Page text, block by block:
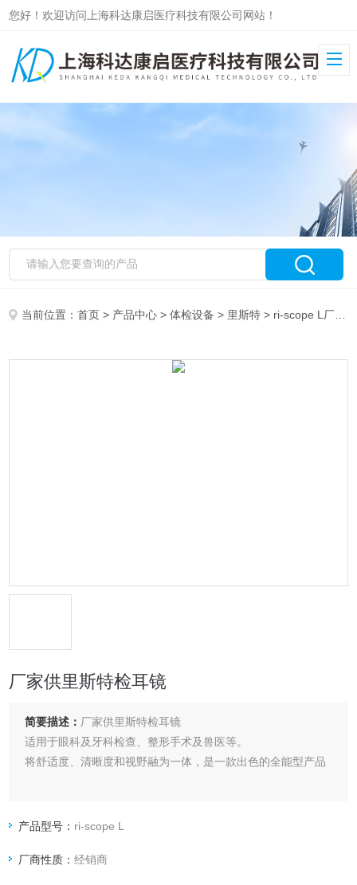
您好！欢迎访问上海科达康启医疗科技有限公司网站！
当前位置：首页 > 产品中心 >体检设备 > 里斯特 > ri-scope L厂家供里斯特检耳镜
厂家供里斯特检耳镜
简要描述： 厂家供里斯特检耳镜
适用于眼科及牙科检查、整形手术及兽医等。
将舒适度、清晰度和视野融为一体，是一款出色的全能型产品
产品型号： ri-scope L
厂商性质：经销商